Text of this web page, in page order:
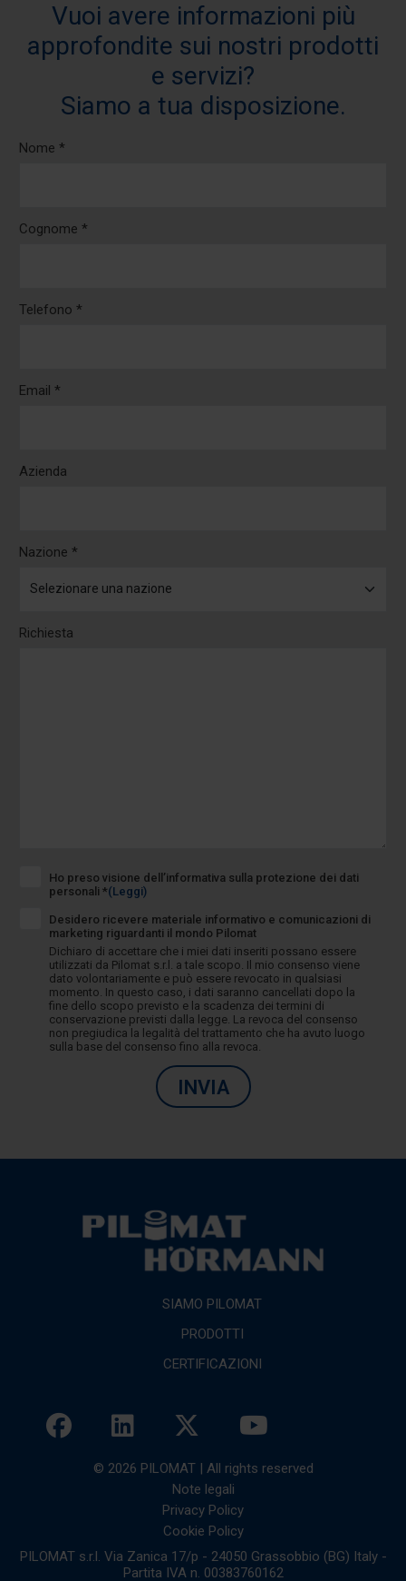
Vuoi avere informazioni più
approfondite sui nostri prodotti
e servizi?
Siamo a tua disposizione.
Nome *
Cognome *
Telefono *
Email *
Azienda
Nazione *
Richiesta
Ho preso visione dell’informativa sulla protezione dei dati
personali *(Leggi)
Desidero ricevere materiale informativo e comunicazioni di
marketing riguardanti il mondo Pilomat
Dichiaro di accettare che i miei dati inseriti possano essere
utilizzati da Pilomat s.r.l. a tale scopo. Il mio consenso viene
dato volontariamente e può essere revocato in qualsiasi
momento. In questo caso, i dati saranno cancellati dopo la
fine dello scopo previsto e la scadenza dei termini di
conservazione previsti dalla legge. La revoca del consenso
non pregiudica la legalità del trattamento che ha avuto luogo
sulla base del consenso fino alla revoca.
INVIA
SIAMO PILOMAT
PRODOTTI
CERTIFICAZIONI
© 2026 PILOMAT | All rights reserved
Note legali
Privacy Policy
Cookie Policy
PILOMAT s.r.l. Via Zanica 17/p - 24050 Grassobbio (BG) Italy -
Partita IVA n. 00383760162